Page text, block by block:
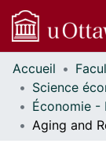
Communautés
et collections
Parcourir
Statistiques
Accueil